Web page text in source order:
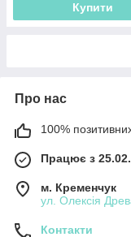
Купити
Про нас
100% позитивних
Працює з
м. Кременчук
ул. Олексія
Контакти